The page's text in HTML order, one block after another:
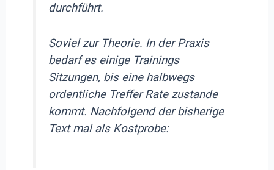
durchführt.
Soviel zur Theorie. In der Praxis
bedarf es einige Trainings
Sitzungen, bis eine halbwegs
ordentliche Treffer Rate zustande
kommt. Nachfolgend der bisherige
Text mal als Kostprobe: